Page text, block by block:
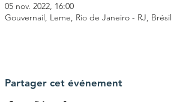
05 nov. 2022, 16:00
Gouvernail, Leme, Rio de Janeiro - RJ, Brésil
Partager cet événement